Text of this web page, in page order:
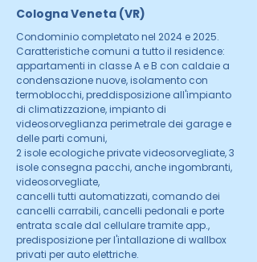
Cologna Veneta (VR)
Condominio completato nel 2024 e 2025.
Caratteristiche comuni a tutto il residence:
appartamenti in classe A e B con caldaie a
condensazione nuove, isolamento con
termoblocchi, preddisposizione all'impianto
di climatizzazione, impianto di
videosorveglianza perimetrale dei garage e
delle parti comuni,
2 isole ecologiche private videosorvegliate, 3
isole consegna pacchi, anche ingombranti,
videosorvegliate,
cancelli tutti automatizzati, comando dei
cancelli carrabili, cancelli pedonali e porte
entrata scale dal cellulare tramite app.,
predisposizione per l'intallazione di wallbox
privati per auto elettriche.